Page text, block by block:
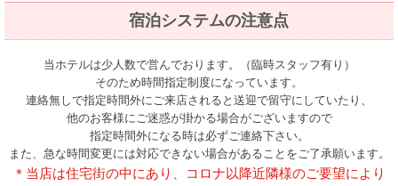
宿泊システムの注意点
当ホテルは少人数で営んでおります。（臨時スタッフ有り）
そのため時間指定制度になっています。
連絡無しで指定時間外にご来店されると送迎で留守にしていたり、
他のお客様にご迷惑が掛かる場合がございますので
指定時間外になる時は必ずご連絡下さい。
また、急な時間変更には対応できない場合があることをご了承願います。
＊当店は住宅街の中にあり、コロナ以降近隣様のご要望により